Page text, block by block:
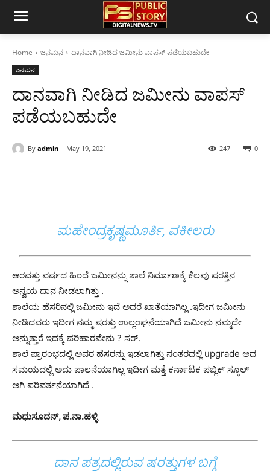
Home ಜನಮನ ದಾನವಾಗಿ ನೀಡಿದ ಜಮೀನು ವಾಪಸ್ ಪಡೆಯಬಹುದೇ
ಜನಮನ
ದಾನವಾಗಿ ನೀಡಿದ ಜಮೀನು ವಾಪಸ್
ಪಡೆಯಬಹುದೇ
By admin May 19, 2021 0
247
ಮಹೇಂದ್ರಕೃಷ್ಣಮೂರ್ತಿ, ವಕೀಲರು
ಆರವತ್ತು ವರ್ಷದ ಹಿಂದೆ ಜಮೀನನ್ನು ಶಾಲೆ ನಿರ್ಮಾಣಕ್ಕೆ ಕೆಲವು ಷರತ್ತಿನ
ಅನ್ವಯ ದಾನ ನೀಡಲಾಗಿತ್ತು .
ಶಾಲೆಯ ಹೆಸರಿನಲ್ಲಿ ಜಮೀನು ಇದೆ ಅದರೆ ಖಾತೆಯಾಗಿಲ್ಲ .ಇದೀಗ ಜಮೀನು
ನೀಡಿದವರು ಇದೀಗ ನಮ್ಮ ಷರತ್ತು ಉಲ್ಲಂಘನೆಯಾಗಿದೆ ಜಮೀನು ನಮ್ಮದೇ
ಅನ್ನುತ್ತಾರೆ ಇದಕ್ಕೆ ಪರಿಹಾರವೇನು ? ಸರ್.
ಶಾಲೆ ಪ್ರಾರಂಭದಲ್ಲಿ ಅವರ ಹೆಸರನ್ನು ಇಡಲಾಗಿತ್ತು ನಂತರದಲ್ಲಿ upgrade ಆದ
ಸಮಯದಲ್ಲಿ ಅದು ಪಾಲನೆಯಾಗಿಲ್ಲ ಇದೀಗ ಮತ್ತೆ ಕರ್ನಾಟಕ ಪಬ್ಲಿಕ್ ಸ್ಕೂಲ್
ಅಗಿ ಪರಿವರ್ತನೆಯಾಗಿದೆ .
ಮಧುಸೂದನ್, ಪ.ನಾ.ಹಳ್ಳಿ
ದಾನ ಪತ್ರದಲ್ಲಿರುವ ಷರತ್ತುಗಳ ಬಗ್ಗೆ